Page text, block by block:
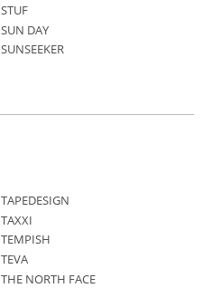
STUF
SUN DAY
SUNSEEKER
TAPEDESIGN
TAXXI
TEMPISH
TEVA
THE NORTH FACE